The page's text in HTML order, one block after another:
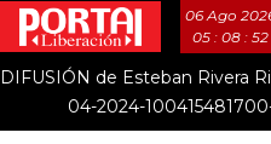
06 Ago
05 : 08 : 53
DIFUSIÓN de Esteban Rivera
04-2024-